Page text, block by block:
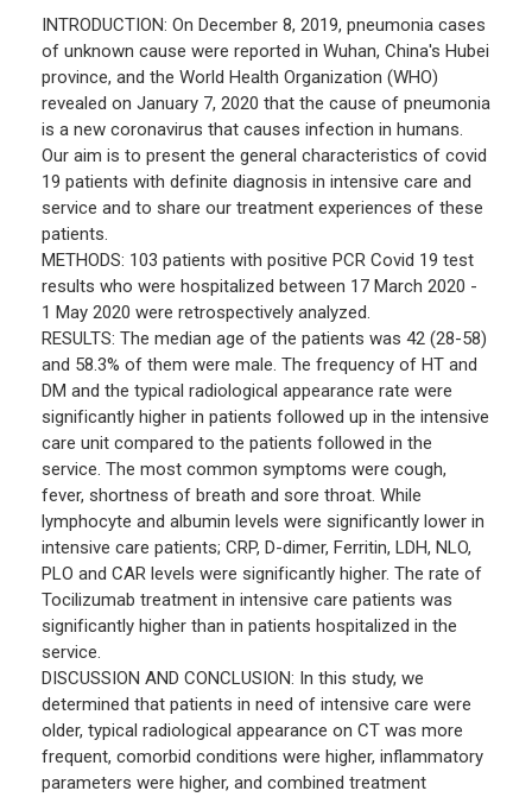
INTRODUCTION: On December 8, 2019, pneumonia cases
of unknown cause were reported in Wuhan, China's Hubei
province, and the World Health Organization (WHO)
revealed on January 7, 2020 that the cause of pneumonia
is a new coronavirus that causes infection in humans.
Our aim is to present the general characteristics of covid
19 patients with definite diagnosis in intensive care and
service and to share our treatment experiences of these
patients.
METHODS: 103 patients with positive PCR Covid 19 test
results who were hospitalized between 17 March 2020 -
1 May 2020 were retrospectively analyzed.
RESULTS: The median age of the patients was 42 (28-58)
and 58.3% of them were male. The frequency of HT and
DM and the typical radiological appearance rate were
significantly higher in patients followed up in the intensive
care unit compared to the patients followed in the
service. The most common symptoms were cough,
fever, shortness of breath and sore throat. While
lymphocyte and albumin levels were significantly lower in
intensive care patients; CRP, D-dimer, Ferritin, LDH, NLO,
PLO and CAR levels were significantly higher. The rate of
Tocilizumab treatment in intensive care patients was
significantly higher than in patients hospitalized in the
service.
DISCUSSION AND CONCLUSION: In this study, we
determined that patients in need of intensive care were
older, typical radiological appearance on CT was more
frequent, comorbid conditions were higher, inflammatory
parameters were higher, and combined treatment